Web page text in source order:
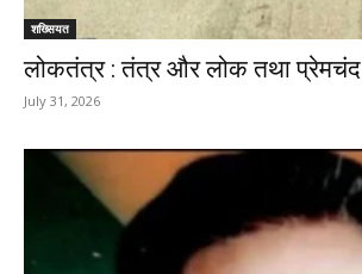
शख्सियत
लोकतंत्र : तंत्र और लोक तथा प्रेमचंद
July 31, 2026